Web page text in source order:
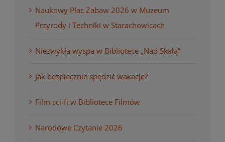
Naukowy Plac Zabaw 2026 w Muzeum
Przyrody i Techniki w Starachowicach
Niezwykła wyspa w Bibliotece „Nad Skałą”
Jak bezpiecznie spędzić wakacje?
Film sci-fi w Bibliotece Filmów
Narodowe Czytanie 2026